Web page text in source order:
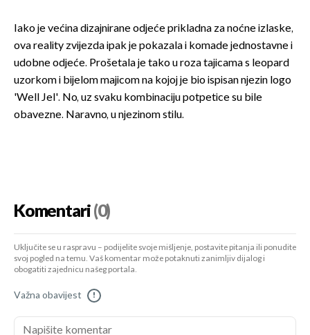
Iako je većina dizajnirane odjeće prikladna za noćne izlaske,
ova reality zvijezda ipak je pokazala i komade jednostavne i
udobne odjeće. Prošetala je tako u roza tajicama s leopard
uzorkom i bijelom majicom na kojoj je bio ispisan njezin logo
'Well Jel'. No, uz svaku kombinaciju potpetice su bile
obavezne. Naravno, u njezinom stilu.
Komentari(0)
Uključite se u raspravu – podijelite svoje mišljenje, postavite pitanja ili ponudite
svoj pogled na temu. Vaš komentar može potaknuti zanimljiv dijalog i
obogatiti zajednicu našeg portala.
Važna obavijest !